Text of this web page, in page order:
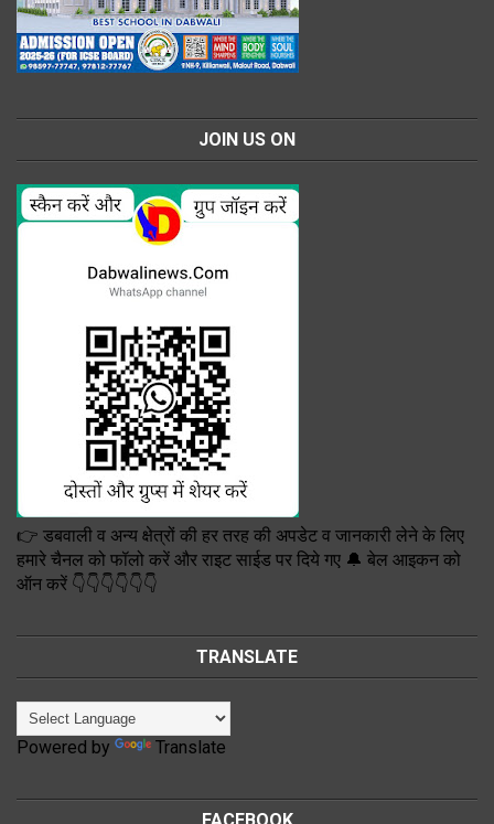
JOIN US ON
👉 डबवाली व अन्य क्षेत्रों की हर तरह की अपडेट व जानकारी लेने के लिए
हमारे चैनल को फॉलो करें और राइट साईड पर दिये गए 🔔 बेल आइकन को
ऑन करें 👇👇👇👇👇👇
TRANSLATE
Powered by Translate